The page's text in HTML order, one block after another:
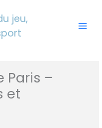
jeu,
Paris –
et